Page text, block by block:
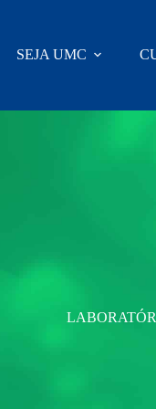
SEJA UMC